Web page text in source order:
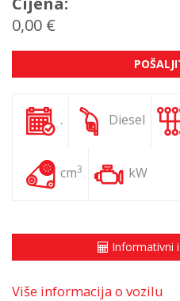
0,00 €
. Diesel
cm3 kW
Informativni
Više informacija o vozilu